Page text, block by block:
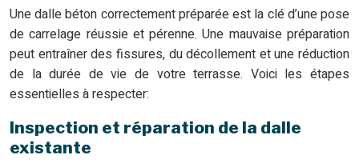
Une dalle béton correctement préparée est la clé d’une pose
de carrelage réussie et pérenne. Une mauvaise préparation
peut entraîner des fissures, du décollement et une réduction
de la durée de vie de votre terrasse. Voici les étapes
essentielles à respecter:
Inspection et réparation de la dalle
existante